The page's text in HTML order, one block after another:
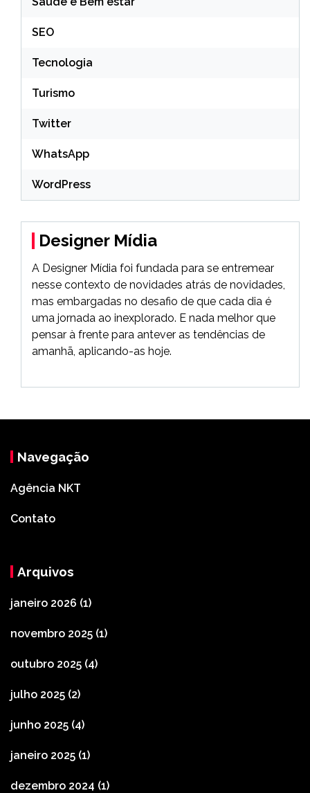
SEO
Tecnologia
Turismo
Twitter
WhatsApp
WordPress
Designer Mídia
A Designer Mídia foi fundada para se entremear
nesse contexto de novidades atrás de novidades,
mas embargadas no desafio de que cada dia é
uma jornada ao inexplorado. E nada melhor que
pensar à frente para antever as tendências de
amanhã, aplicando-as hoje.
Navegação
Agência NKT
Contato
Arquivos
janeiro 2026 (1)
novembro 2025 (1)
outubro 2025 (4)
julho 2025 (2)
junho 2025 (4)
janeiro 2025 (1)
dezembro 2024 (1)